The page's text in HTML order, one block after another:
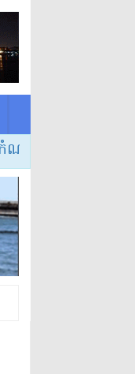
ាស្ត្របង្រៀន និង